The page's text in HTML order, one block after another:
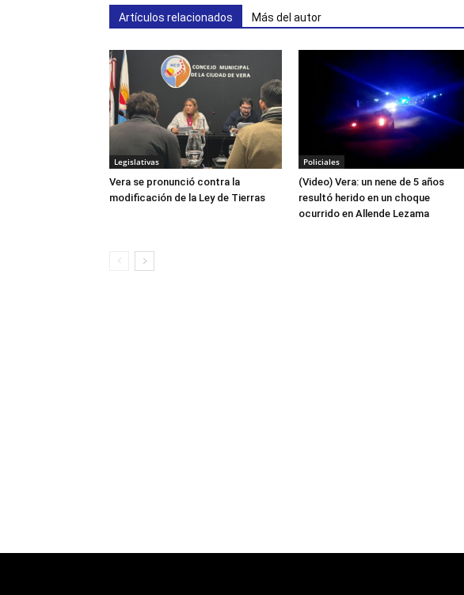
Artículos relacionados Más del autor
Legislativas
Vera se pronunció contra la
modificación de la Ley de Tierras
Policiales
(Video) Vera: un nene de 5 años
resultó herido en un choque
ocurrido en Allende Lezama